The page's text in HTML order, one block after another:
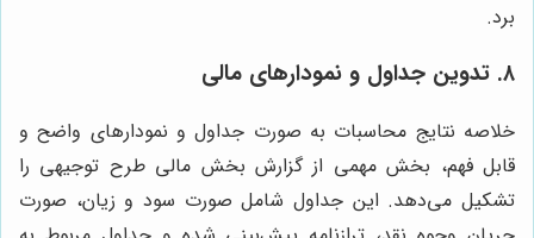
برد.
۸. تدوین جداول و نمودارهای مالی
خلاصه نتایج محاسبات به صورت جداول و نمودارهای واضح و
قابل فهم، بخش مهمی از گزارش بخش مالی طرح توجیهی را
تشکیل می‌دهد. این جداول شامل صورت سود و زیان، صورت